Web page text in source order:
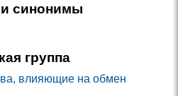
и синонимы
группа
влияющие на обмен